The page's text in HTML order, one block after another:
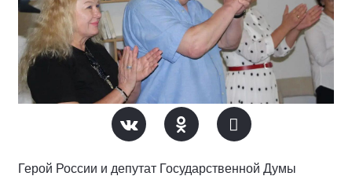
Герой России и депутат Государственной Думы